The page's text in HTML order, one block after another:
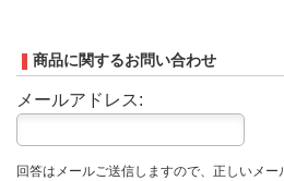
商品に関するお問い合わせ
メールアドレス:
回答はメールご送信しますので、正しいメ